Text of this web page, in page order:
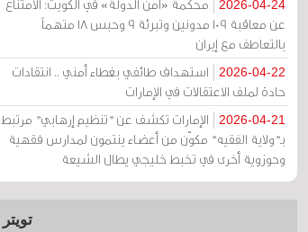
2026-04-24
محكمة «أمن الدولة» في الكويت: الامتناع
عن معاقبة 109 مدونين وتبرئة 9 وحبس 18 متهماً
بالتعاطف مع إيران
2026-04-22
استهداف طائفي بغطاء أمني .. انتقادات
حادة لملف الاعتقالات في الإمارات
2026-04-21
الإمارات تكشف عن "تنظيم إرهابي" مرتبط
بـ"ولاية الفقيه" مكوّن من أعضاء ينتمون لمدارس فقهية
وحوزوية أخرى في تخبط خليجي يطال الشيعة
تويتر